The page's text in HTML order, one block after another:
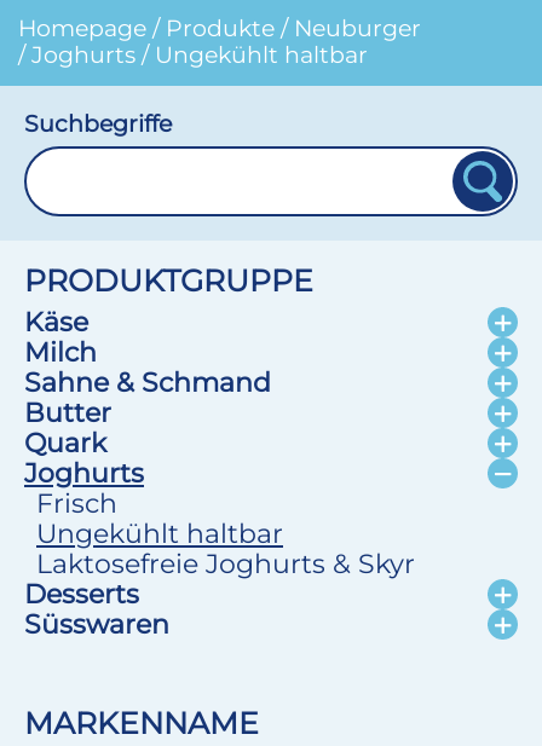
Homepage / Produkte / Neuburger
/Joghurts / Ungekühlt haltbar
Suchbegriffe
PRODUKTGRUPPE
Käse
Milch
Sahne & Schmand
Butter
Quark
Joghurts
Frisch
Ungekühlt haltbar
Laktosefreie Joghurts & Skyr
Desserts
Süsswaren
MARKENNAME